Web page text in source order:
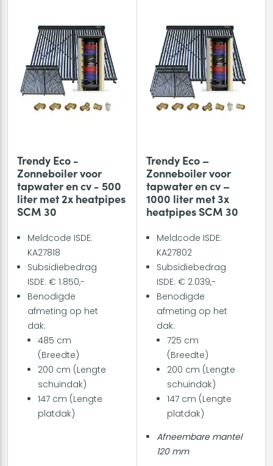
Trendy Eco -
Zonneboiler voor
tapwater en cv - 500
liter met 2x heatpipes
SCM 30
Meldcode ISDE:
KA27818
Subsidiebedrag
ISDE: € 1.850,-
Benodigde
afmeting op het
dak:
485 cm
(Breedte)
200 cm (Lengte
schuindak)
147 cm (Lengte
platdak)
Trendy Eco –
Zonneboiler voor
tapwater en cv –
1000 liter met 3x
heatpipes SCM 30
Meldcode ISDE:
KA27802
Subsidiebedrag
ISDE: € 2.039,-
Benodigde
afmeting op het
dak:
725 cm
(Breedte)
200 cm (Lengte
schuindak)
147 cm (Lengte
platdak)
Afneembare mantel
120 mm